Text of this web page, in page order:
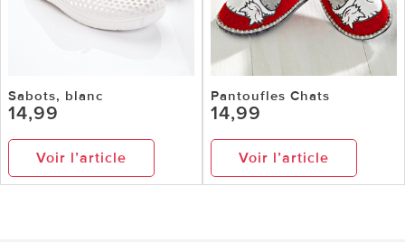
Sabots, blanc
14,99
Voir l’article
Pantoufles Chats
14,99
Voir l’article